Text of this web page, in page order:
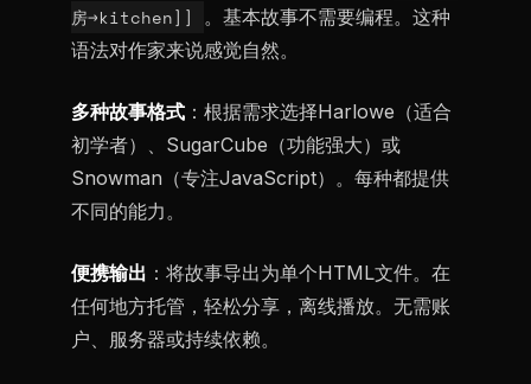
房->kitchen]]
。基本故事不需要编程。这种
语法对作家来说感觉自然。
多种故事格式 ：根据需求选择Harlowe（适合
初学者）、SugarCube（功能强大）或
Snowman（专注JavaScript）。每种都提供
不同的能力。
便携输出 ：将故事导出为单个HTML文件。在
任何地方托管，轻松分享，离线播放。无需账
户、服务器或持续依赖。